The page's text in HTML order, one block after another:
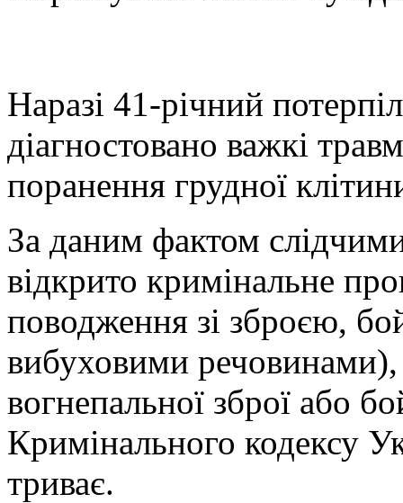
Наразі 41-річний
діагностовано важкі
поранення грудної
За даним фактом слідчими
відкрито кримінальне
поводження зі зброєю,
вибуховими речовинами),
вогнепальної зброї або
Кримінального кодексу
триває.